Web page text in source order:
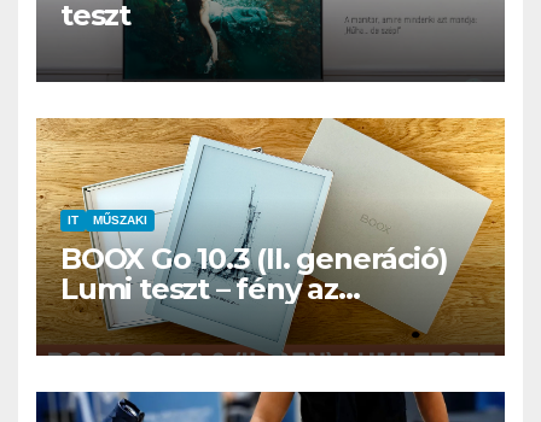
teszt
IT MŰSZAKI
BOOX Go 10.3 (II. generáció)
Lumi teszt – fény az
éjszakában, fél könyvtár a
családi csomagban